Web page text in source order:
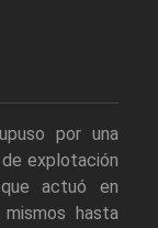
por una
explotación
actuó en
hasta